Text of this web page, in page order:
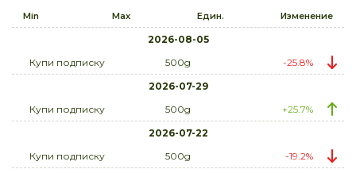
Min Max Един. Изменение
2026-08-05
Купи подписку
500g
-25.8%
2026-07-29
Купи подписку
500g
+25.7%
2026-07-22
Купи подписку
500g
-19.2%